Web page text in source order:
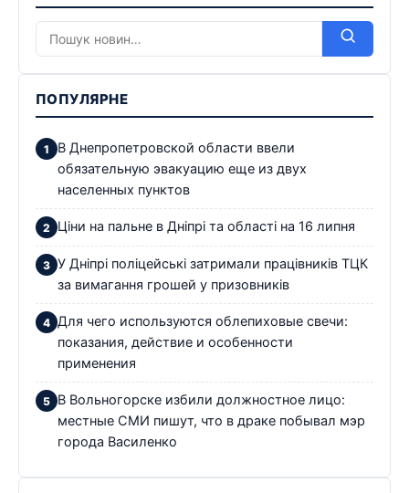
ПОПУЛЯРНЕ
В Днепропетровской области ввели
обязательную эвакуацию еще из двух
населенных пунктов
Ціни на пальне в Дніпрі та області на 16 липня
У Дніпрі поліцейські затримали працівників ТЦК
за вимагання грошей у призовників
Для чего используются облепиховые свечи:
показания, действие и особенности
применения
В Вольногорске избили должностное лицо:
местные СМИ пишут, что в драке побывал мэр
города Василенко